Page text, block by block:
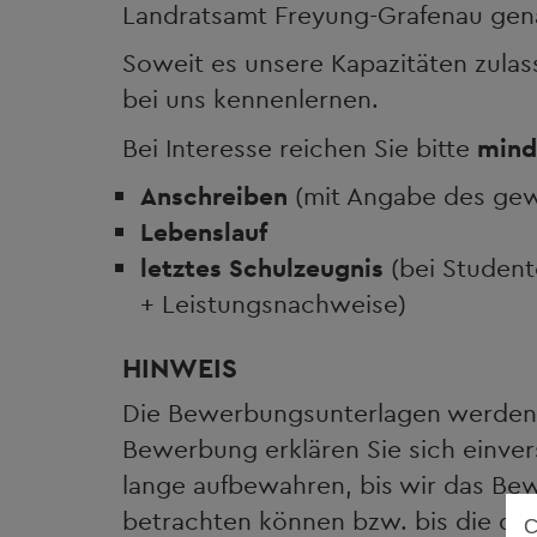
Landratsamt Freyung-Grafenau
Soweit es unsere Kapazitäten
bei uns kennenlernen.
Bei Interesse reichen Sie bitte
Anschreiben (mit Angabe des
Lebenslauf
letztes Schulzeugnis (bei
+ Leistungsnachweise)
HINWEIS
Die Bewerbungsunterlagen
Bewerbung erklären Sie sich
lange aufbewahren, bis wir das
betrachten können bzw. bis die